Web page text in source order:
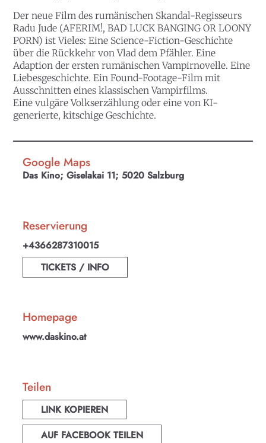
Der neue Film des rumänischen Skandal-Regisseurs
Radu Jude (AFERIM!, BAD LUCK BANGING OR LOONY
PORN) ist Vieles: Eine Science-Fiction-Geschichte
über die Rückkehr von Vlad dem Pfähler. Eine
Adaption der ersten rumänischen Vampirnovelle. Eine
Liebesgeschichte. Ein Found-Footage-Film mit
Ausschnitten eines klassischen Vampirfilms.
Eine vulgäre Volkserzählung oder eine von KI-
generierte, kitschige Geschichte.
Google Maps
Das Kino; Giselakai 11; 5020 Salzburg
Reservierung
+4366287310015
TICKETS / INFO
Homepage
www.daskino.at
Teilen
LINK KOPIEREN
AUF FACEBOOK TEILEN